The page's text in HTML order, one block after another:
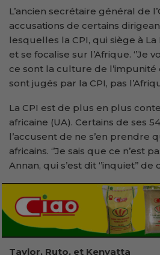
L’ancien secrétaire général de
accusations de certains
lesquelles la CPI, qui siège à
et se focalise sur l’Afrique. ‘’Je
ce sont la culture de l’impunité
sont jugés par la CPI, pas
La CPI est de plus en plus
africaine (UA). Certains de ses
l’accusent de ne s’en prendre
africains. ‘’Je sais que ce n’est
Annan, qui s’est dit ‘’inquiet’’
Taylor, Ruto, et Kenyatta